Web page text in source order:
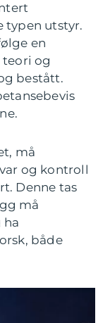
typen utstyr.
en
og
bestått.
må
og kontroll
Denne tas
må
ha
både